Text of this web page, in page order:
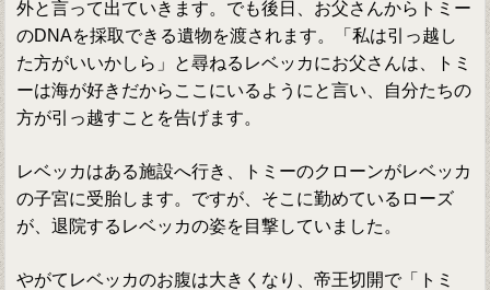
外と言って出ていきます。でも後日、お父さんからトミー
のDNAを採取できる遺物を渡されます。「私は引っ越し
た方がいいかしら」と尋ねるレベッカにお父さんは、トミ
ーは海が好きだからここにいるようにと言い、自分たちの
方が引っ越すことを告げます。
レベッカはある施設へ行き、トミーのクローンがレベッカ
の子宮に受胎します。ですが、そこに勤めているローズ
が、退院するレベッカの姿を目撃していました。
やがてレベッカのお腹は大きくなり、帝王切開で「トミ